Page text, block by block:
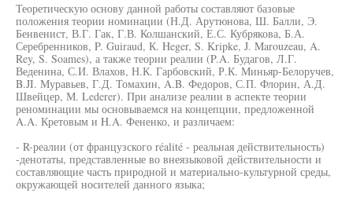
Теоретическую основу данной работы составляют базовые
положения теории номинации (Н.Д. Арутюнова, Ш. Балли, Э.
Бенвенист, В.Г. Гак, Г.В. Колшанский, Е.С. Кубрякова, Б.А.
Серебренников, P. Guiraud, К. Heger, S. Kripke, J. Marouzeau, A.
Rey, S. Soames), а также теории реалии (P.A. Будагов, Л.Г.
Веденина, С.И. Влахов, Н.К. Гарбовский, Р.К. Миньяр-Белоручев,
B.JI. Муравьев, Г.Д. Томахин, A.B. Федоров, С.П. Флорин, А.Д.
Швейцер, М. Lederer). При анализе реалии в аспекте теории
реноминации мы основываемся на концепции, предложенной
A.A. Кретовым и H.A. Фененко, и различаем:
- R-реалии (от французского réalité - реальная действительность)
-денотаты, представленные во внеязыковой действительности и
составляющие часть природной и материально-культурной среды,
окружающей носителей данного языка;